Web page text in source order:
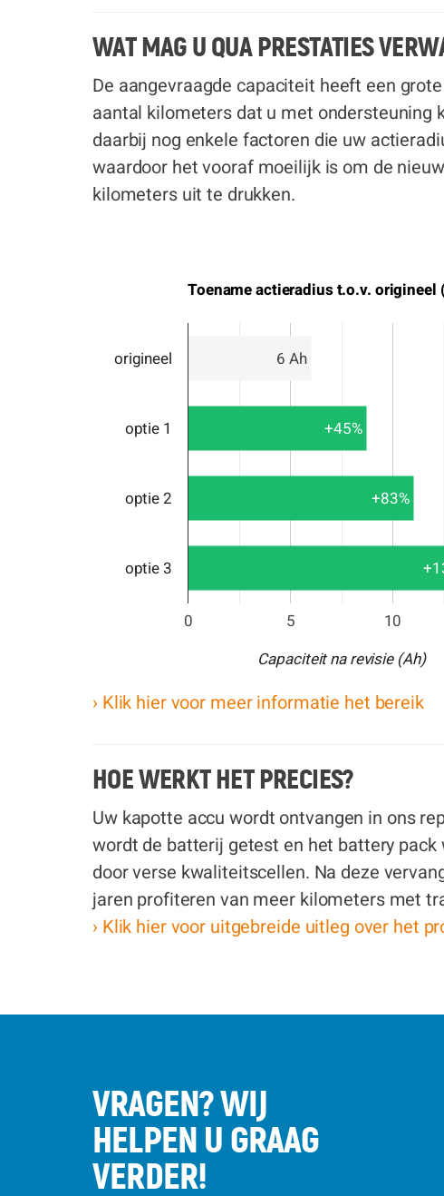
WAT MAG U QUA PRESTATIES
De aangevraagde capaciteit heeft een
aantal kilometers dat u met ondersteuning
daarbij nog enkele factoren die uw
waardoor het vooraf moeilijk is om de
kilometers uit te drukken.
Toename actieradius t.o.v. origineel
0 5 10
origineel
optie 1
optie 2
optie 3
6 Ah
+45%
+83%
Capaciteit na revisie (Ah)
› Klik hier voor meer informatie het bereik
HOE WERKT HET PRECIES?
Uw kapotte accu wordt ontvangen in ons
wordt de batterij getest en het battery pack
door verse kwaliteitscellen. Na deze
jaren profiteren van meer kilometers met
› Klik hier voor uitgebreide uitleg over het
VRAGEN? WIJ
HELPEN U GRAAG
VERDER!